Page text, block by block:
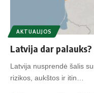
AKTUALIJOS
Latvija dar palauks?
Latvija nusprendė šalis
rizikos, aukštos ir itin…